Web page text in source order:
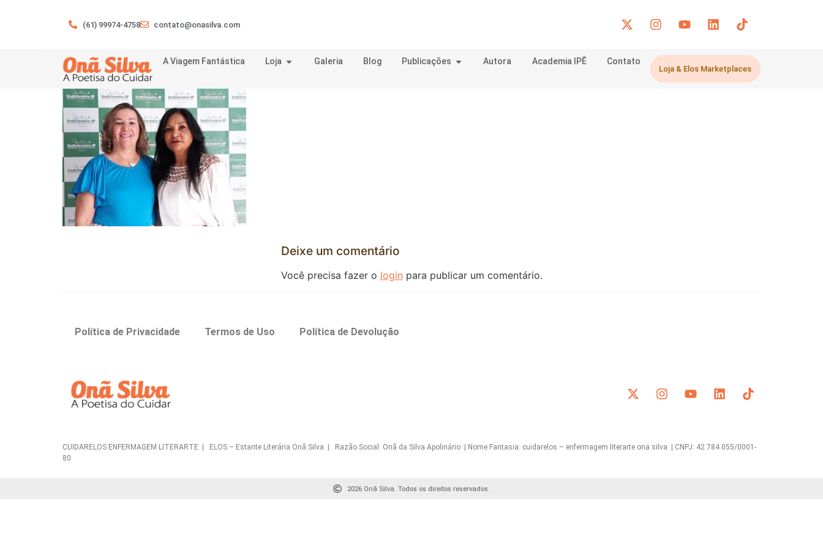
(61) 99974-4758 contato@onasilva.com
A Viagem Fantástica Loja Galeria Blog Publicações Autora Academia IPÊ Contato
Loja & Elos Marketplaces
Deixe um comentário
Você precisa fazer o login para publicar um comentário.
Política de Privacidade Termos de Uso Política de Devolução
CUIDARELOS ENFERMAGEM LITERARTE | ELOS – Estante Literária Onã Silva | Razão Social: Onã da Silva Apolinário | Nome Fantasia: cuidarelos – enfermagem literarte ona silva | CNPJ: 42.784.055/0001-
80
2026 Onã Silva. Todos os direitos reservados.